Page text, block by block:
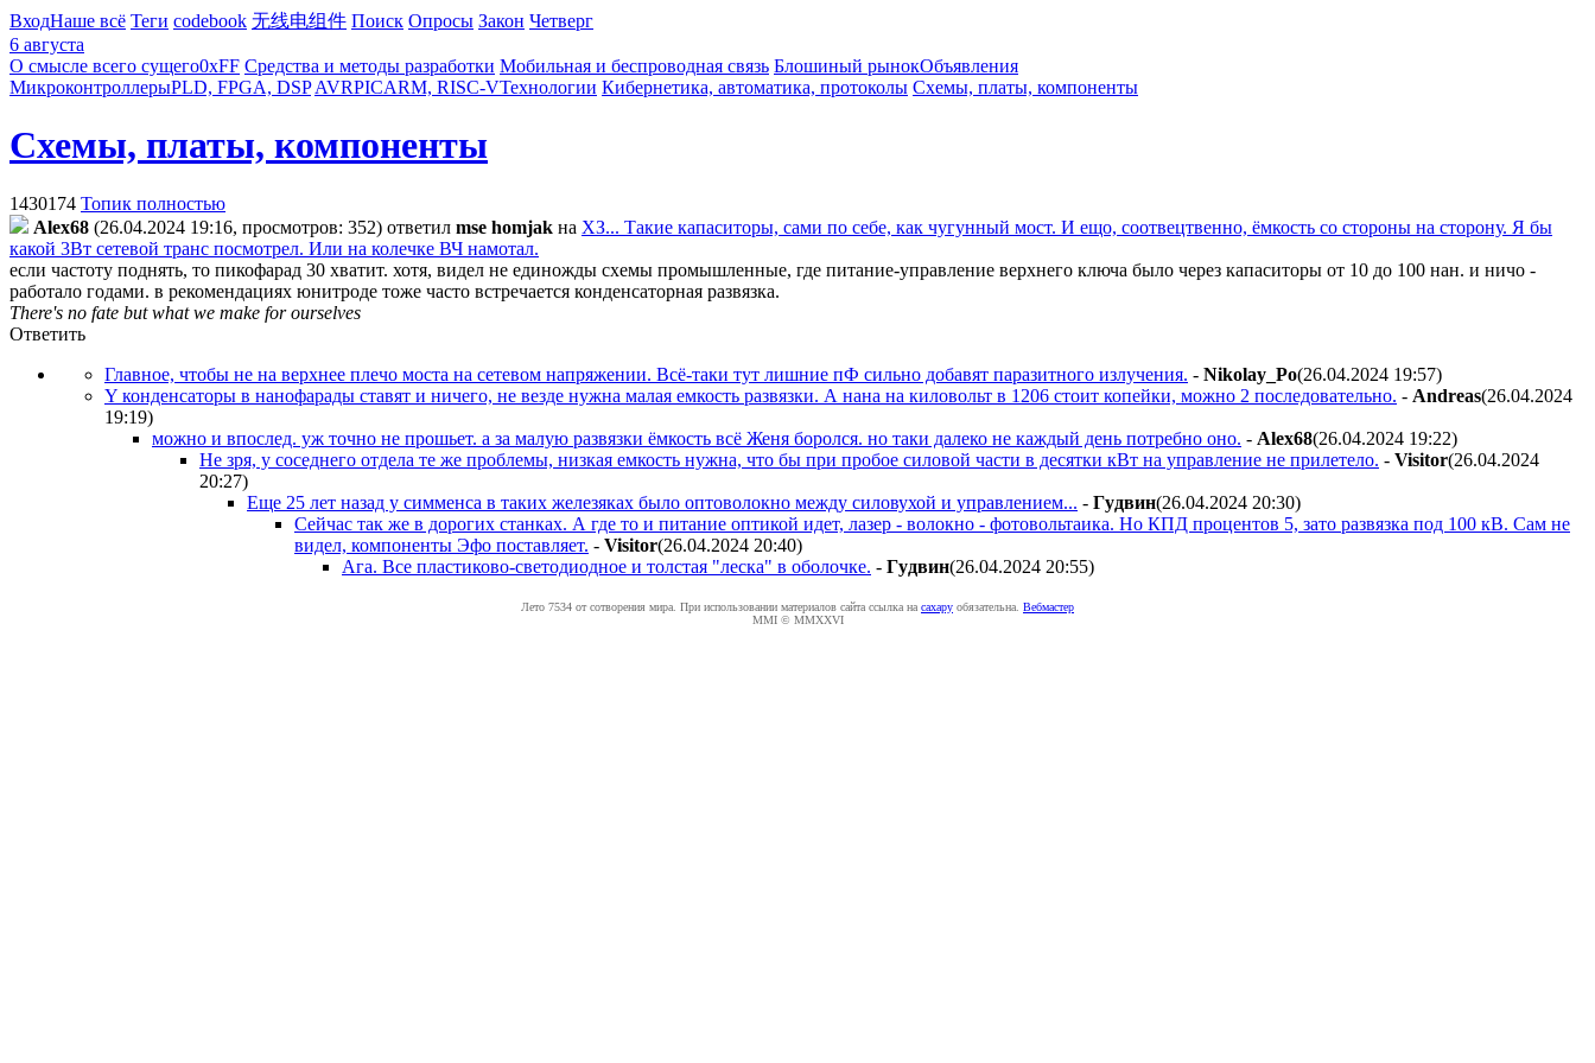
ВходНаше всё Теги codebook 无线电组件 Поиск Опросы Закон Четверг
6 августа
О смысле всего сущего0xFF Средства и методы разработки Мобильная и беспроводная связь Блошиный рынокОбъявления
МикроконтроллерыPLD, FPGA, DSP AVRPICARM, RISC-VТехнологии Кибернетика, автоматика, протоколы Схемы, платы, компоненты
Схемы, платы, компоненты
1430174 Топик полностью
Alex68 (26.04.2024 19:16, просмотров: 352) ответил mse homjak на ХЗ... Такие капаситоры, сами по себе, как чугунный мост. И ещо, соотвецтвенно, ёмкость со стороны на сторону. Я бы
какой 3Вт сетевой транс посмотрел. Или на колечке ВЧ намотал.
если частоту поднять, то пикофарад 30 хватит. хотя, видел не единожды схемы промышленные, где питание-управление верхнего ключа было через капаситоры от 10 до 100 нан. и ничо -
работало годами. в рекомендациях юнитроде тоже часто встречается конденсаторная развязка.
There's no fate but what we make for ourselves
Ответить
Главное, чтобы не на верхнее плечо моста на сетевом напряжении. Всё-таки тут лишние пФ сильно добавят паразитного излучения. - Nikolay_Po(26.04.2024 19:57)
Y конденсаторы в нанофарады ставят и ничего, не везде нужна малая емкость развязки. А нана на киловольт в 1206 стоит копейки, можно 2 последовательно. - Andreas(26.04.2024
19:19)
можно и впослед. уж точно не прошьет. а за малую развязки ёмкость всё Женя боролся. но таки далеко не каждый день потребно оно. - Alex68(26.04.2024 19:22)
Не зря, у соседнего отдела те же проблемы, низкая емкость нужна, что бы при пробое силовой части в десятки кВт на управление не прилетело. - Visitor(26.04.2024
20:27)
Еще 25 лет назад у симменса в таких железяках было оптоволокно между силовухой и управлением... - Гyдвин(26.04.2024 20:30)
Сейчас так же в дорогих станках. А где то и питание оптикой идет, лазер - волокно - фотовольтаика. Но КПД процентов 5, зато развязка под 100 кВ. Сам не
видел, компоненты Эфо поставляет. - Visitor(26.04.2024 20:40)
Ага. Все пластиково-светодиодное и толстая "леска" в оболочке. - Гyдвин(26.04.2024 20:55)
Лето 7534 от сотворения мира. При использовании материалов сайта ссылка на caxapу обязательна. Вебмастер
MMI © MMXXVI